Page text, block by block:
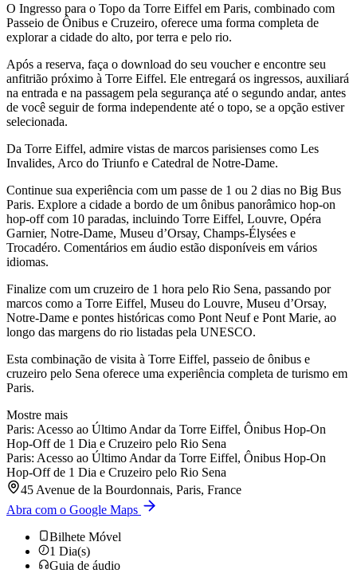
O Ingresso para o Topo da Torre Eiffel em Paris, combinado com
Passeio de Ônibus e Cruzeiro, oferece uma forma completa de
explorar a cidade do alto, por terra e pelo rio.
Após a reserva, faça o download do seu voucher e encontre seu
anfitrião próximo à Torre Eiffel. Ele entregará os ingressos, auxiliará
na entrada e na passagem pela segurança até o segundo andar, antes
de você seguir de forma independente até o topo, se a opção estiver
selecionada.
Da Torre Eiffel, admire vistas de marcos parisienses como Les
Invalides, Arco do Triunfo e Catedral de Notre-Dame.
Continue sua experiência com um passe de 1 ou 2 dias no Big Bus
Paris. Explore a cidade a bordo de um ônibus panorâmico hop-on
hop-off com 10 paradas, incluindo Torre Eiffel, Louvre, Opéra
Garnier, Notre-Dame, Museu d’Orsay, Champs-Élysées e
Trocadéro. Comentários em áudio estão disponíveis em vários
idiomas.
Finalize com um cruzeiro de 1 hora pelo Rio Sena, passando por
marcos como a Torre Eiffel, Museu do Louvre, Museu d’Orsay,
Notre-Dame e pontes históricas como Pont Neuf e Pont Marie, ao
longo das margens do rio listadas pela UNESCO.
Esta combinação de visita à Torre Eiffel, passeio de ônibus e
cruzeiro pelo Sena oferece uma experiência completa de turismo em
Paris.
Mostre mais
Paris: Acesso ao Último Andar da Torre Eiffel, Ônibus Hop-On
Hop-Off de 1 Dia e Cruzeiro pelo Rio Sena
Paris: Acesso ao Último Andar da Torre Eiffel, Ônibus Hop-On
Hop-Off de 1 Dia e Cruzeiro pelo Rio Sena
45 Avenue de la Bourdonnais, Paris, France
Abra com o Google Maps
Bilhete Móvel
1 Dia(s)
Guia de áudio